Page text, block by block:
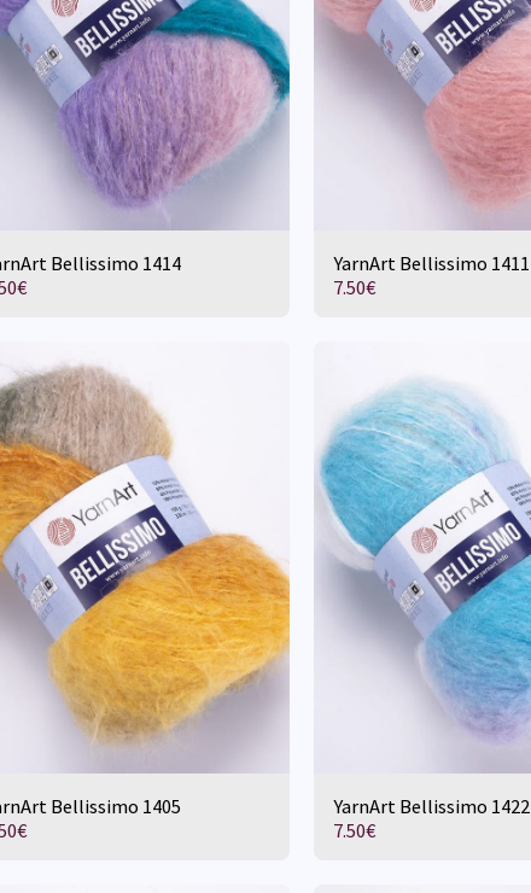
Bellissimo 1414
€
YarnArt Bellissimo 1411
7.50€
Bellissimo 1405
€
YarnArt Bellissimo 1422
7.50€